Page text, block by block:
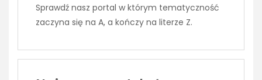
Sprawdź nasz portal w którym tematyczność
zaczyna się na A, a kończy na literze Z.